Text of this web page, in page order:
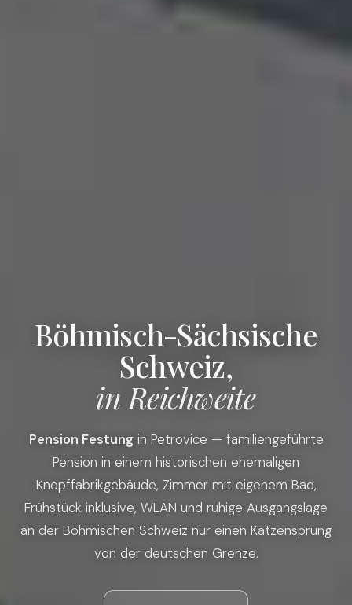
Böhmisch-Sächsische
Schweiz,
in Reichweite
Pension Festungin Petrovice — familiengeführte
Pension in einem historischen ehemaligen
Knopffabrikgebäude, Zimmer mit eigenem Bad,
Frühstück inklusive, WLAN und ruhige Ausgangslage
an der Böhmischen Schweiz nur einen Katzensprung
von der deutschen Grenze.